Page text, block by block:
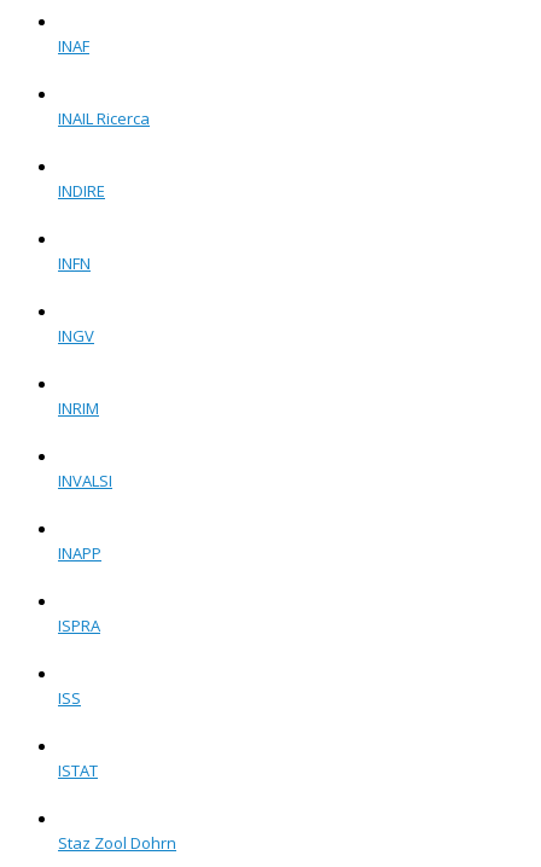
INAF
INAIL Ricerca
INDIRE
INFN
INGV
INRIM
INVALSI
INAPP
ISPRA
ISS
ISTAT
Staz Zool Dohrn